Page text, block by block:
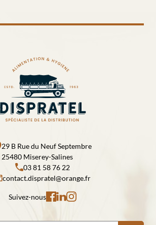
29 B Rue du Neuf Septembre
25480 Miserey-Salines
03 81 58 76 22
contact.dispratel@orange.fr
Suivez-nous